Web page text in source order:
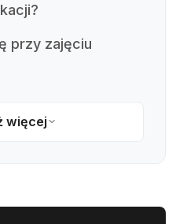
przy zajęciu
więcej